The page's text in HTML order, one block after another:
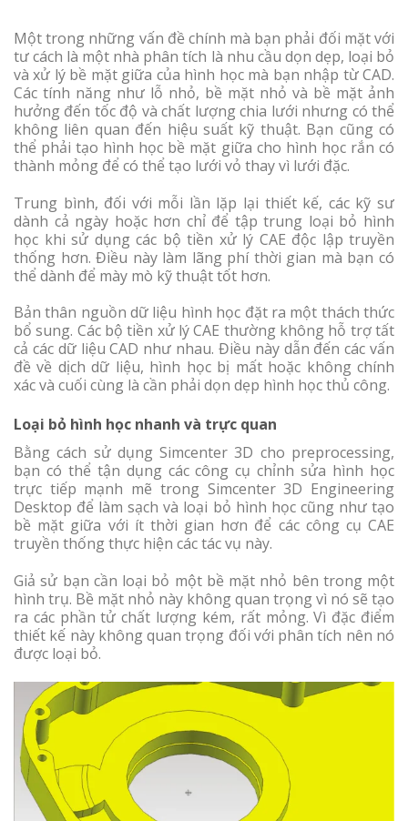
Một trong những vấn đề chính mà bạn phải đối mặt với
tư cách là một nhà phân tích là nhu cầu dọn dẹp, loại bỏ
và xử lý bề mặt giữa của hình học mà bạn nhập từ CAD.
Các tính năng như lỗ nhỏ, bề mặt nhỏ và bề mặt ảnh
hưởng đến tốc độ và chất lượng chia lưới nhưng có thể
không liên quan đến hiệu suất kỹ thuật. Bạn cũng có
thể phải tạo hình học bề mặt giữa cho hình học rắn có
thành mỏng để có thể tạo lưới vỏ thay vì lưới đặc.
Trung bình, đối với mỗi lần lặp lại thiết kế, các kỹ sư
dành cả ngày hoặc hơn chỉ để tập trung loại bỏ hình
học khi sử dụng các bộ tiền xử lý CAE độc lập truyền
thống hơn. Điều này làm lãng phí thời gian mà bạn có
thể dành để mày mò kỹ thuật tốt hơn.
Bản thân nguồn dữ liệu hình học đặt ra một thách thức
bổ sung. Các bộ tiền xử lý CAE thường không hỗ trợ tất
cả các dữ liệu CAD như nhau. Điều này dẫn đến các vấn
đề về dịch dữ liệu, hình học bị mất hoặc không chính
xác và cuối cùng là cần phải dọn dẹp hình học thủ công.
Loại bỏ hình học nhanh và trực quan
Bằng cách sử dụng Simcenter 3D cho preprocessing,
bạn có thể tận dụng các công cụ chỉnh sửa hình học
trực tiếp mạnh mẽ trong Simcenter 3D Engineering
Desktop để làm sạch và loại bỏ hình học cũng như tạo
bề mặt giữa với ít thời gian hơn để các công cụ CAE
truyền thống thực hiện các tác vụ này.
Giả sử bạn cần loại bỏ một bề mặt nhỏ bên trong một
hình trụ. Bề mặt nhỏ này không quan trọng vì nó sẽ tạo
ra các phần tử chất lượng kém, rất mỏng. Vì đặc điểm
thiết kế này không quan trọng đối với phân tích nên nó
được loại bỏ.